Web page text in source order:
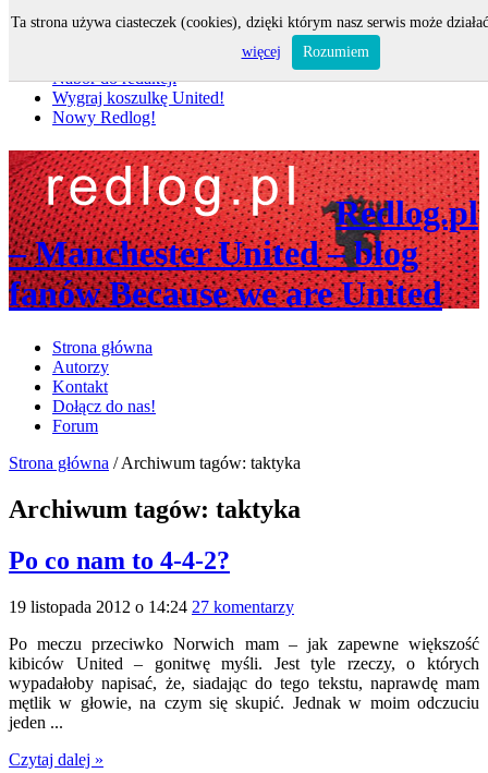
Nabór do redakcji
Wygraj koszulkę United!
Nowy Redlog!
Redlog.pl
– Manchester United – blog
fanów Because we are United
Strona główna
Autorzy
Kontakt
Dołącz do nas!
Forum
Strona główna /Archiwum tagów: taktyka
Archiwum tagów: taktyka
Po co nam to 4-4-2?
19 listopada 2012 o 14:24 27 komentarzy
Po meczu przeciwko Norwich mam – jak zapewne większość
kibiców United – gonitwę myśli. Jest tyle rzeczy, o których
wypadałoby napisać, że, siadając do tego tekstu, naprawdę mam
mętlik w głowie, na czym się skupić. Jednak w moim odczuciu
jeden ...
Czytaj dalej »
Ta strona używa ciasteczek (cookies), dzięki którym nasz serwis może
więcej
Rozumiem